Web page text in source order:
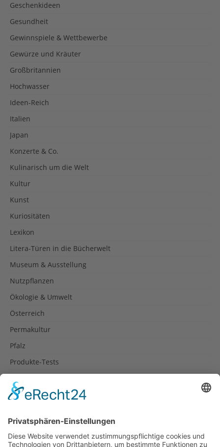
Geschenkideen
Gesundheit
Gewinnspiele & Wettbewerbe
Gewürze und Kräuter
Großbritannien
Hochwasser
Ideen-Reich
Italien
Japan
Konzerte & Co.
Kulinarisch um die Welt
Kultur
Kunst
Kuriositäten
Lexikon
Litera-Türen in die Bücherwelt
Museum & Ausstellung
Nutzpflanzen
Ökologie & Umwelt
Österreich
Permakultur
Pfalz
Produkte-Tests
Rezepte
Spanien
Südtirol